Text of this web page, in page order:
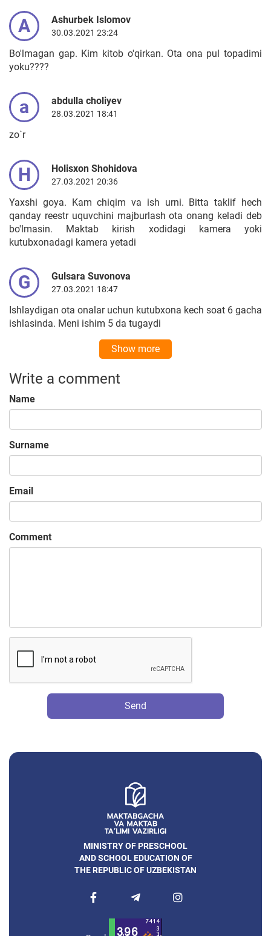
A Ashurbek Islomov
30.03.2021 23:24
Bo'lmagan gap. Kim kitob o'qirkan. Ota ona pul topadimi
yoku????
a abdulla choliyev
28.03.2021 18:41
zo`r
H Holisxon Shohidova
27.03.2021 20:36
Yaxshi goya. Kam chiqim va ish urni. Bitta taklif hech
qanday reestr uquvchini majburlash ota onang keladi deb
bo'lmasin. Maktab kirish xodidagi kamera yoki
kutubxonadagi kamera yetadi
G Gulsara Suvonova
27.03.2021 18:47
Ishlaydigan ota onalar uchun kutubxona kech soat 6 gacha
ishlasinda. Meni ishim 5 da tugaydi
Show more
Write a comment
Name
Surname
Email
Comment
Send
MINISTRY OF PRESCHOOL
AND SCHOOL EDUCATION OF
THE REPUBLIC OF UZBEKISTAN